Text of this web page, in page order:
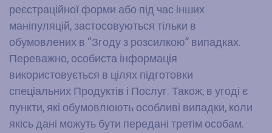
реєстраційної форми або під час інших
маніпуляцій, застосовуються тільки в
обумовлених в “Згоду з розсилкою” випадках.
Переважно, особиста інформація
використовується в цілях підготовки
спеціальних Продуктів і Послуг. Також, в угоді є
пункти, які обумовлюють особливі випадки, коли
якісь дані можуть бути передані третім особам.